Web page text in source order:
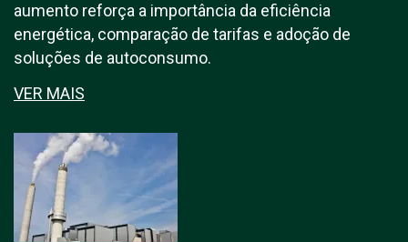
aumento reforça a importância da eficiência
energética, comparação de tarifas e adoção de
soluções de autoconsumo.
VER MAIS